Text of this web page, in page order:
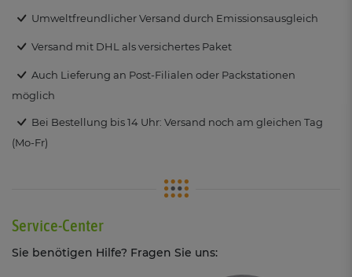
Umweltfreundlicher Versand durch Emissionsausgleich
Versand mit DHL als versichertes Paket
Auch Lieferung an Post-Filialen oder Packstationen
möglich
Bei Bestellung bis 14 Uhr: Versand noch am gleichen Tag
(Mo-Fr)
Service-Center
Sie benötigen Hilfe? Fragen Sie uns: